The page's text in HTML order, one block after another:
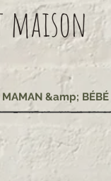
maison
MAMAN &amp; BÉBÉ